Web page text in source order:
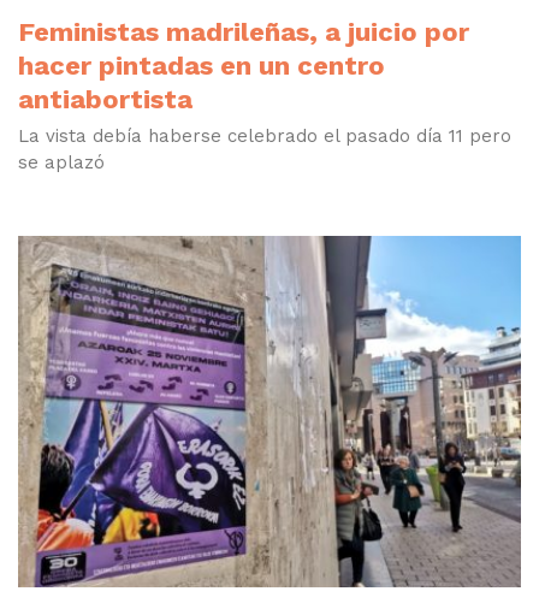
Feministas madrileñas, a juicio por
hacer pintadas en un centro
antiabortista
La vista debía haberse celebrado el pasado día 11 pero
se aplazó